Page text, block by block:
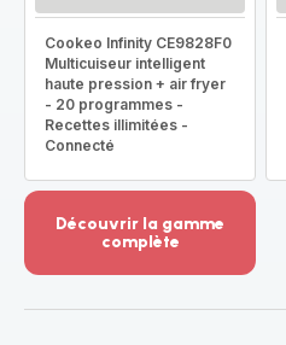
Cookeo Infinity CE9828F0
Multicuiseur intelligent
haute pression + air fryer
- 20 programmes -
Recettes illimitées -
Connecté
Découvrir la gamme
complète
-